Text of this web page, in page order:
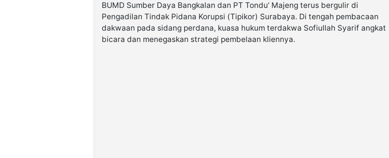
BUMD Sumber Daya Bangkalan dan PT Tondu’ Majeng terus bergulir di
Pengadilan Tindak Pidana Korupsi (Tipikor) Surabaya. Di tengah pembacaan
dakwaan pada sidang perdana, kuasa hukum terdakwa Sofiullah Syarif angkat
bicara dan menegaskan strategi pembelaan kliennya.